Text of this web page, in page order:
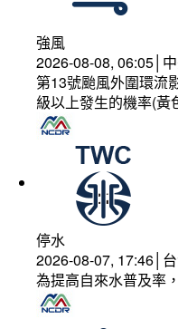
強風
2026-08-08, 06:05│
第13號颱風外圍環流
級以上發生的機率(黃
停水
2026-08-07, 17:46│
為提高自來水普及率